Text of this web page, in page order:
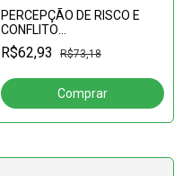
PERCEPÇÃO DE RISCO E
CONFLITO
SOCIOAMBIENTAL EM ?
ÁREA DE ASSENTAMENTO
PERNAMBUCO
R$62,93 R$73,18